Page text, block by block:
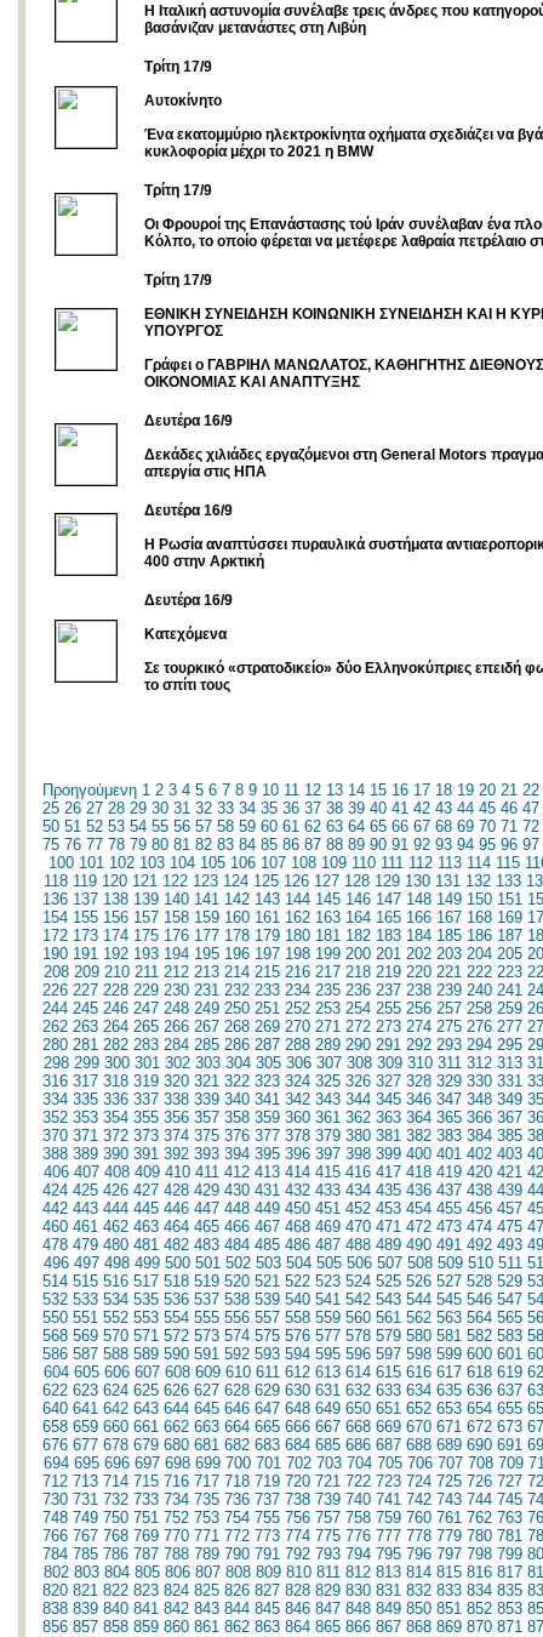
Η Iταλική αστυνομία συνέλαβε τρεις άνδρες που
βασάνιζαν μετανάστες στη Λιβύη
Tρίτη 17/9
Αυτοκίνητο
Ένα εκατομμύριο ηλεκτροκίνητα οχήματα σχεδιάζει να
κυκλοφορία μέχρι το 2021 η BMW
Τρίτη 17/9
Οι Φρουροί της Επανάστασης τού Ιράν συνέλαβαν ένα
Κόλπο, το οποίο φέρεται να μετέφερε λαθραία πετρέλαιο
Τρίτη 17/9
ΕΘΝΙΚΗ ΣΥΝΕΙΔΗΣΗ ΚΟΙΝΩΝΙΚΗ ΣΥΝΕΙΔΗΣΗ ΚΑΙ Η
ΥΠΟΥΡΓΟΣ
Γράφει ο ΓΑΒΡΙΗΛ ΜΑΝΩΛΑΤΟΣ, ΚΑΘΗΓΗΤΗΣ ΔΙΕΘΝΟΥΣ
ΟΙΚΟΝΟΜΙΑΣ ΚΑΙ ΑΝΑΠΤΥΞΗΣ
Δευτέρα 16/9
Δεκάδες χιλιάδες εργαζόμενοι στη General Motors
απεργία στις ΗΠΑ
Δευτέρα 16/9
Η Ρωσία αναπτύσσει πυραυλικά συστήματα
400 στην Αρκτική
Δευτέρα 16/9
Κατεχόμενα
Σε τουρκικό «στρατοδικείο» δύο Ελληνοκύπριες επειδή
το σπίτι τους
Προηγούμενη 1 2 3 4 5 6 7 8 9 10 11 12 13 14 15 16 17 18 19 20 21 22
25 26 27 28 29 30 31 32 33 34 35 36 37 38 39 40 41 42 43 44 45 46 47
50 51 52 53 54 55 56 57 58 59 60 61 62 63 64 65 66 67 68 69 70 71 72
75 76 77 78 79 80 81 82 83 84 85 86 87 88 89 90 91 92 93 94 95 96 97
100 101 102 103 104 105 106 107 108 109 110 111 112 113 114 115
118 119 120 121 122 123 124 125 126 127 128 129 130 131 132 133
136 137 138 139 140 141 142 143 144 145 146 147 148 149 150 151
154 155 156 157 158 159 160 161 162 163 164 165 166 167 168 169
172 173 174 175 176 177 178 179 180 181 182 183 184 185 186 187
190 191 192 193 194 195 196 197 198 199 200 201 202 203 204 205
208 209 210 211 212 213 214 215 216 217 218 219 220 221 222 223
226 227 228 229 230 231 232 233 234 235 236 237 238 239 240 241
244 245 246 247 248 249 250 251 252 253 254 255 256 257 258 259
262 263 264 265 266 267 268 269 270 271 272 273 274 275 276 277
280 281 282 283 284 285 286 287 288 289 290 291 292 293 294 295
298 299 300 301 302 303 304 305 306 307 308 309 310 311 312 313
316 317 318 319 320 321 322 323 324 325 326 327 328 329 330 331
334 335 336 337 338 339 340 341 342 343 344 345 346 347 348 349
352 353 354 355 356 357 358 359 360 361 362 363 364 365 366 367
370 371 372 373 374 375 376 377 378 379 380 381 382 383 384 385
388 389 390 391 392 393 394 395 396 397 398 399 400 401 402 403
406 407 408 409 410 411 412 413 414 415 416 417 418 419 420 421
424 425 426 427 428 429 430 431 432 433 434 435 436 437 438 439
442 443 444 445 446 447 448 449 450 451 452 453 454 455 456 457
460 461 462 463 464 465 466 467 468 469 470 471 472 473 474 475
478 479 480 481 482 483 484 485 486 487 488 489 490 491 492 493
496 497 498 499 500 501 502 503 504 505 506 507 508 509 510 511
514 515 516 517 518 519 520 521 522 523 524 525 526 527 528 529
532 533 534 535 536 537 538 539 540 541 542 543 544 545 546 547
550 551 552 553 554 555 556 557 558 559 560 561 562 563 564 565
568 569 570 571 572 573 574 575 576 577 578 579 580 581 582 583
586 587 588 589 590 591 592 593 594 595 596 597 598 599 600 601
604 605 606 607 608 609 610 611 612 613 614 615 616 617 618 619
622 623 624 625 626 627 628 629 630 631 632 633 634 635 636 637
640 641 642 643 644 645 646 647 648 649 650 651 652 653 654 655
658 659 660 661 662 663 664 665 666 667 668 669 670 671 672 673
676 677 678 679 680 681 682 683 684 685 686 687 688 689 690 691
694 695 696 697 698 699 700 701 702 703 704 705 706 707 708 709
712 713 714 715 716 717 718 719 720 721 722 723 724 725 726 727
730 731 732 733 734 735 736 737 738 739 740 741 742 743 744 745
748 749 750 751 752 753 754 755 756 757 758 759 760 761 762 763
766 767 768 769 770 771 772 773 774 775 776 777 778 779 780 781
784 785 786 787 788 789 790 791 792 793 794 795 796 797 798 799
802 803 804 805 806 807 808 809 810 811 812 813 814 815 816 817
820 821 822 823 824 825 826 827 828 829 830 831 832 833 834 835
838 839 840 841 842 843 844 845 846 847 848 849 850 851 852 853
856 857 858 859 860 861 862 863 864 865 866 867 868 869 870 871